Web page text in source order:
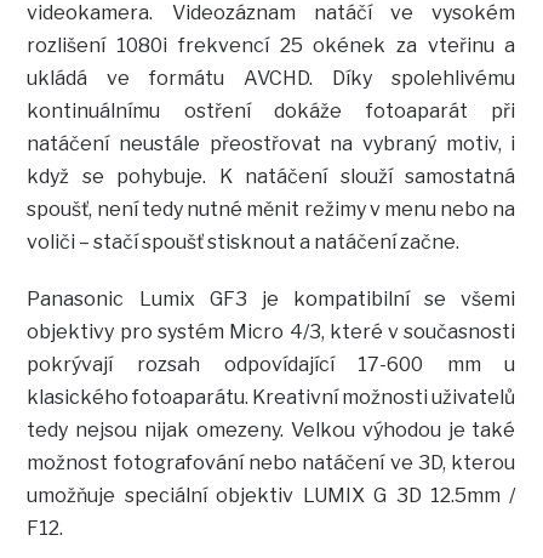
videokamera. Videozáznam natáčí ve vysokém
rozlišení 1080i frekvencí 25 okének za vteřinu a
ukládá ve formátu AVCHD. Díky spolehlivému
kontinuálnímu ostření dokáže fotoaparát při
natáčení neustále přeostřovat na vybraný motiv, i
když se pohybuje. K natáčení slouží samostatná
spoušť, není tedy nutné měnit režimy v menu nebo na
voliči – stačí spoušť stisknout a natáčení začne.
Panasonic Lumix GF3 je kompatibilní se všemi
objektivy pro systém Micro 4/3, které v současnosti
pokrývají rozsah odpovídající 17-600 mm u
klasického fotoaparátu. Kreativní možnosti uživatelů
tedy nejsou nijak omezeny. Velkou výhodou je také
možnost fotografování nebo natáčení ve 3D, kterou
umožňuje speciální objektiv LUMIX G 3D 12.5mm /
F12.